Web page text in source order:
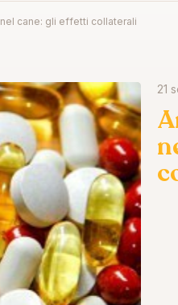
cane: gli effetti collaterali
21